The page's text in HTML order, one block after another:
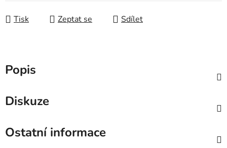
Tisk Zeptat se Sdílet
Popis
Diskuze
Ostatní informace